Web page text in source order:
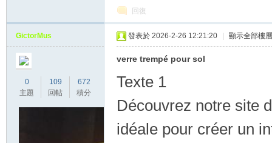
回復
GictorMus
0
主題
109
回帖
672
積分
發表於 2026-2-26 12:21:20 顯示全部樓層
verre trempé pour sol
Texte 1
Découvrez notre site
idéale pour créer un